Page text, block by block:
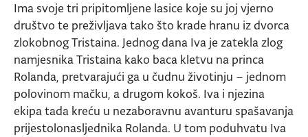
Ima svoje tri pripitomljene lasice koje su joj vjerno
društvo te preživljava tako što krade hranu iz dvorca
zlokobnog Tristaina. Jednog dana Iva je zatekla zlog
namjesnika Tristaina kako baca kletvu na princa
Rolanda, pretvarajući ga u čudnu životinju – jednom
polovinom mačku, a drugom kokoš. Iva i njezina
ekipa tada kreću u nezaboravnu avanturu spašavanja
prijestolonasljednika Rolanda. U tom poduhvatu Iva